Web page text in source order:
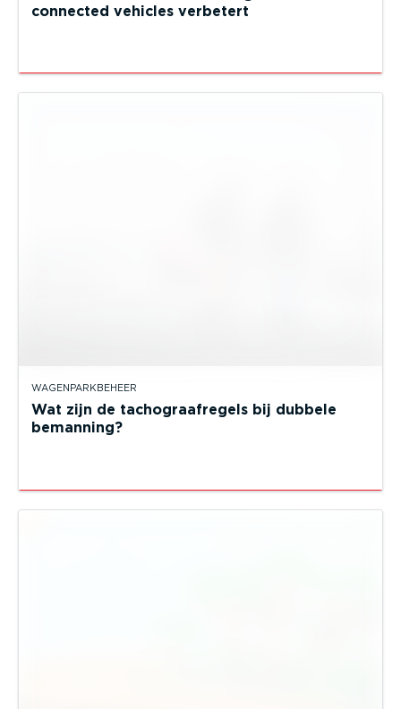
connected vehicles verbetert
WAGENPARKBEHEER
Wat zijn de tachograafregels bij dubbele
bemanning?